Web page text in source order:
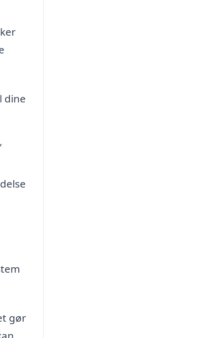
dine
gør